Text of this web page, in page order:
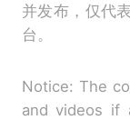
并发布，仅代
台。
Notice: The
and videos if